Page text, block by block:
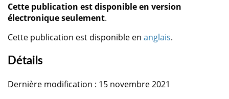
Cette publication est disponible en version
électronique seulement.
Cette publication est disponible en anglais.
Détails
Dernière modification : 15 novembre 2021